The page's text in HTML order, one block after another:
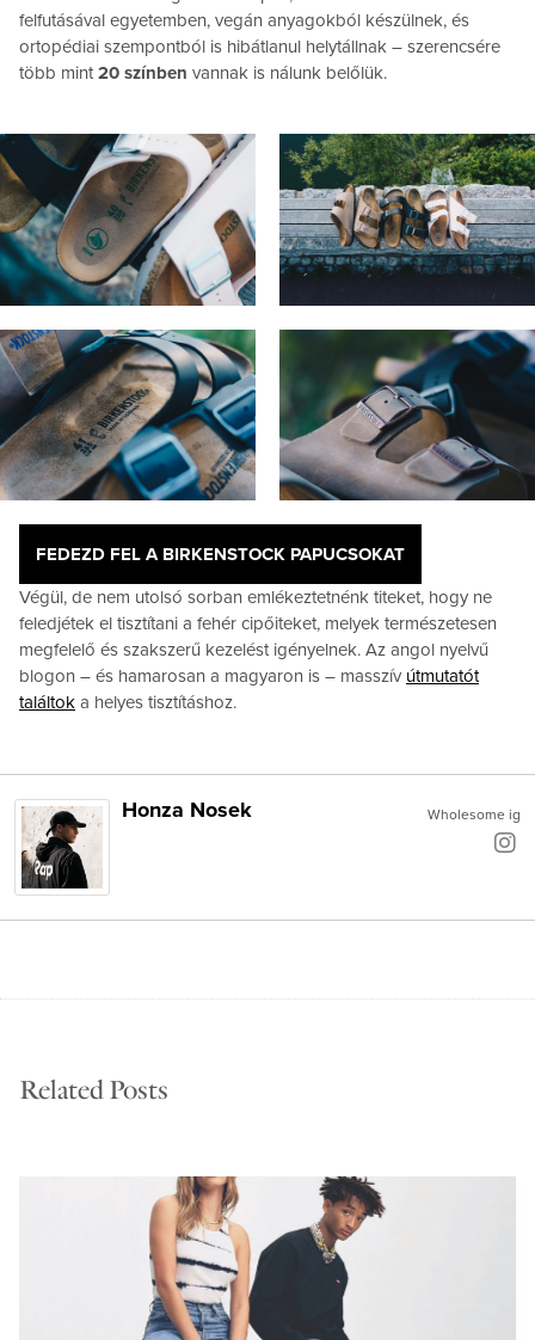
felfutásával egyetemben, vegán anyagokból készülnek, és
ortopédiai szempontból is hibátlanul helytállnak – szerencsére
több mint20 színben vannak is nálunk belőlük.
FEDEZD FEL A BIRKENSTOCK PAPUCSOKAT
Végül, de nem utolsó sorban emlékeztetnénk titeket, hogy ne
feledjétek el tisztítani a fehér cipőiteket, melyek természetesen
megfelelő és szakszerű kezelést igényelnek. Az angol nyelvű
blogon – és hamarosan a magyaron is – masszív útmutatót
találtok a helyes tisztításhoz.
Wholesome ig
Honza Nosek
Related Posts